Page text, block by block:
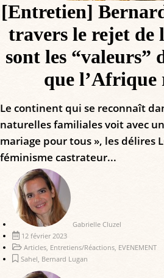
[Entretien]
travers le rejet de
sont les “valeurs”
que l’Afrique
Le continent qui se reconnaît
naturelles familiales voit avec
mariage pour tous », les délires
féminisme castrateur...
Gabrielle Cluzel
12 février 2023
Articles, Entretiens/Réactions, EVENEMENT
Sahel, Bernard Lugan